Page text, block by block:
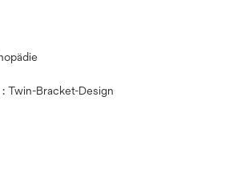
Twin-Bracket-Design